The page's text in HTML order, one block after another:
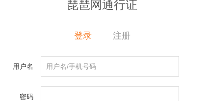
琵琶网通行证
登录 注册
用户名
密码